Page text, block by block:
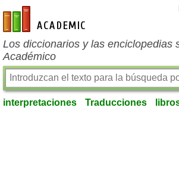
es-academic.com
Los diccionarios y las enciclopedias
Académico
interpretaciones Traducciones